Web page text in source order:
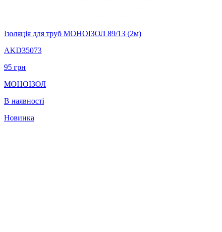
Ізоляція для труб МОНОІЗОЛ 89/13 (2м)
AKD35073
95 грн
МОНОІЗОЛ
В наявності
Новинка